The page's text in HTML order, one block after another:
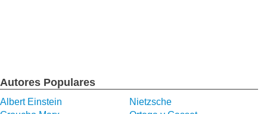
Autores Populares
Albert Einstein
Nietzsche